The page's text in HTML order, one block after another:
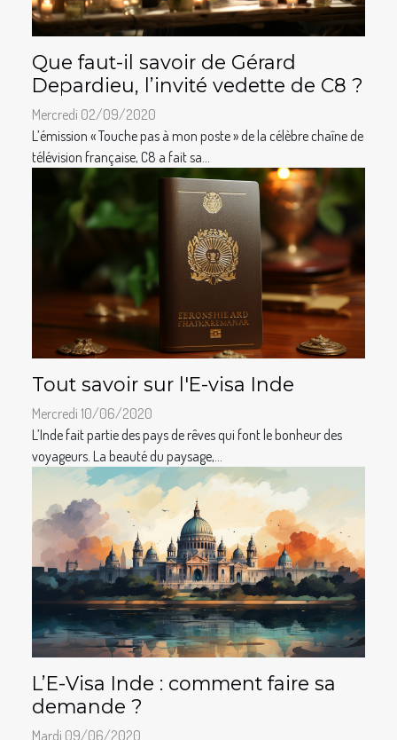
Que faut-il savoir de Gérard
Depardieu, l’invité vedette de C8 ?
Mercredi 02/09/2020
L’émission « Touche pas à mon poste » de la célèbre chaîne de
télévision française, C8 a fait sa...
Tout savoir sur l'E-visa Inde
Mercredi 10/06/2020
L’Inde fait partie des pays de rêves qui font le bonheur des
voyageurs. La beauté du paysage,...
L’E-Visa Inde : comment faire sa
demande ?
Mardi 09/06/2020